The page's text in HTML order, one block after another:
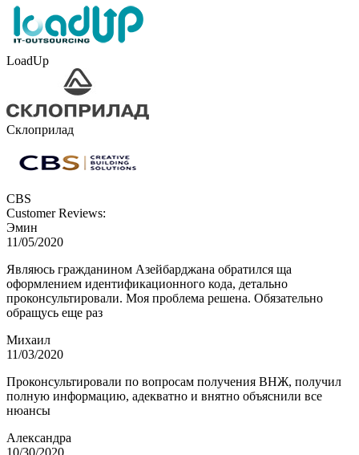
LoadUp
Склоприлад
CBS
Customer Reviews:
Эмин
11/05/2020
Являюсь гражданином Азейбарджана обратился ща
оформлением идентификационного кода, детально
проконсультировали. Моя проблема решена. Обязательно
обращусь еще раз
Михаил
11/03/2020
Проконсультировали по вопросам получения ВНЖ, получил
полную информацию, адекватно и внятно объяснили все
нюансы
Александра
10/30/2020